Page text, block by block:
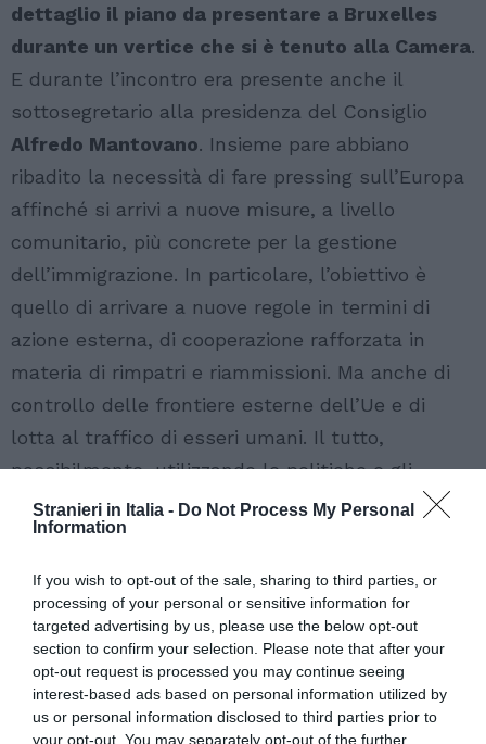
Stranieri in Italia - Do Not Process My Personal
Information
If you wish to opt-out of the sale, sharing to third parties, or
processing of your personal or sensitive information for
targeted advertising by us, please use the below opt-out
section to confirm your selection. Please note that after your
opt-out request is processed you may continue seeing
interest-based ads based on personal information utilized by
us or personal information disclosed to third parties prior to
your opt-out. You may separately opt-out of the further
dettaglio il piano da presentare a Bruxelles
durante un vertice che si è tenuto alla Camera.
E durante l’incontro era presente anche il
sottosegretario alla presidenza del Consiglio
Alfredo Mantovano. Insieme pare abbiano
ribadito la necessità di fare pressing sull’Europa
affinché si arrivi a nuove misure, a livello
comunitario, più concrete per la gestione
dell’immigrazione. In particolare, l’obiettivo è
quello di arrivare a nuove regole in termini di
azione esterna, di cooperazione rafforzata in
materia di rimpatri e riammissioni. Ma anche di
controllo delle frontiere esterne dell’Ue e di
lotta al traffico di esseri umani. Il tutto,
possibilmente, utilizzando le politiche e gli
strumenti necessari dell’Unione europea.
comunicazioni in Senato, la Premier Giorgia
Meloni dovrebbe riportare davanti a Palazzo
Madama quanto deciso. Lo stesso avverrà poi
mercoledì alla Camera. Tra l’altro, di
immigrazione e di interventi economici a